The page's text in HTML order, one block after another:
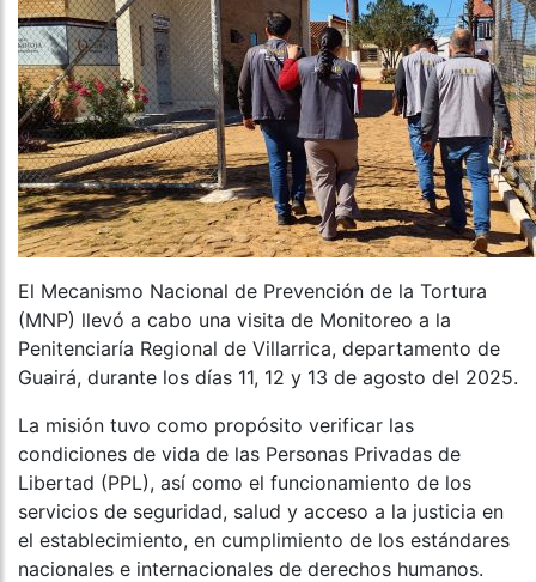
El Mecanismo Nacional de Prevención de la Tortura
(MNP) llevó a cabo una visita de Monitoreo a la
Penitenciaría Regional de Villarrica, departamento de
Guairá, durante los días 11, 12 y 13 de agosto del 2025.
La misión tuvo como propósito verificar las
condiciones de vida de las Personas Privadas de
Libertad (PPL), así como el funcionamiento de los
servicios de seguridad, salud y acceso a la justicia en
el establecimiento, en cumplimiento de los estándares
nacionales e internacionales de derechos humanos.